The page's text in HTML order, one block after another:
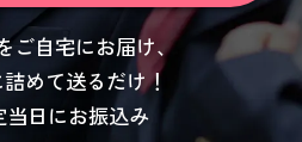
ご自宅にお届け、
めて送るだけ！
当日にお振込み